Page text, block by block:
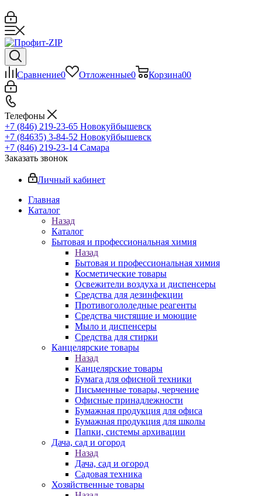
Сравнение0 Отложенные0 Корзина00
Телефоны
+7 (846) 219-23-65 Новокуйбышевск
+7 (84635) 3-84-52 Новокуйбышевск
+7 (846) 219-23-14 Самара
Заказать звонок
Личный кабинет
Главная
Каталог
Назад
Каталог
Бытовая и профессиональная химия
Назад
Бытовая и профессиональная химия
Косметические товары
Освежители воздуха и диспенсеры
Средства для дезинфекции
Противогололедные реагенты
Средства чистящие и моющие
Мыло и диспенсеры
Средства для стирки
Канцелярские товары
Назад
Канцелярские товары
Бумага для офисной техники
Письменные товары, черчение
Офисные принадлежности
Бумажная продукция для офиса
Бумажная продукция для школы
Папки, системы архивации
Дача, сад и огород
Назад
Дача, сад и огород
Садовая техника
Хозяйственные товары